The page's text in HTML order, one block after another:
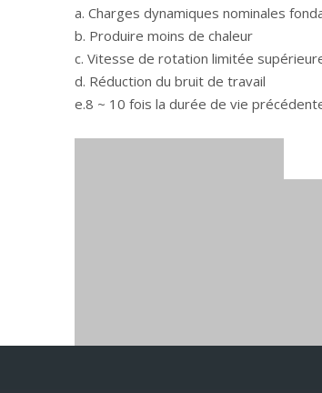
a. Charges dynamiques nominales
b. Produire moins de chaleur
c. Vitesse de rotation limitée
d. Réduction du bruit de travail
e.8 ~ 10 fois la durée de vie